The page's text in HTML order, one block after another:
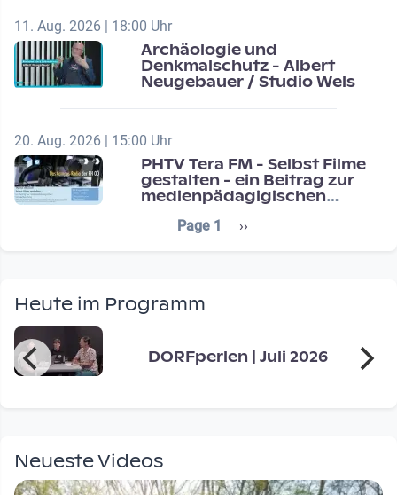
11. Aug. 2026 | 18:00 Uhr
Archäologie und
Denkmalschutz - Albert
Neugebauer / Studio Wels
20. Aug. 2026 | 15:00 Uhr
PHTV Tera FM - Selbst Filme
gestalten - ein Beitrag zur
medienpädagigischen
Seitennummerierung
Page 1 Next page
››
Heute im Programm
DORFperlen | Juli 2026
Neueste Videos